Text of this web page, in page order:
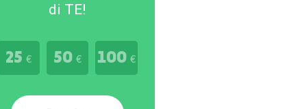
di TE!
25 € 50 € 100€